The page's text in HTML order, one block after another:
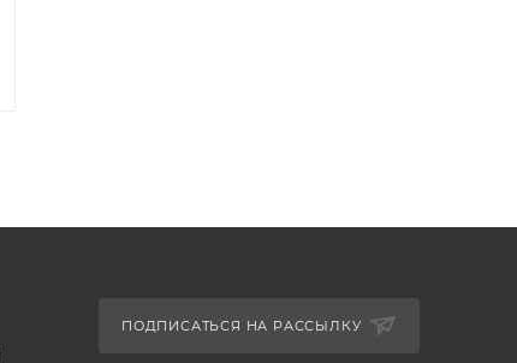
ПОДПИСАТЬСЯ НА РАССЫЛКУ